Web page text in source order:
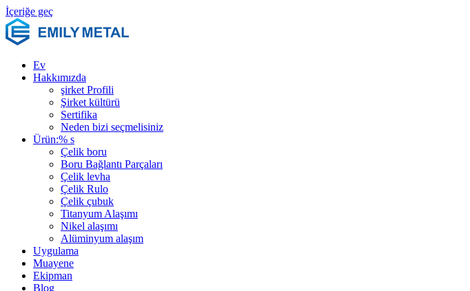
İçeriğe geç
Ev
Hakkımızda
şirket Profili
Şirket kültürü
Sertifika
Neden bizi seçmelisiniz
Ürün:% s
Çelik boru
Boru Bağlantı Parçaları
Çelik levha
Çelik Rulo
Çelik çubuk
Titanyum Alaşımı
Nikel alaşımı
Alüminyum alaşım
Uygulama
Muayene
Ekipman
Blog